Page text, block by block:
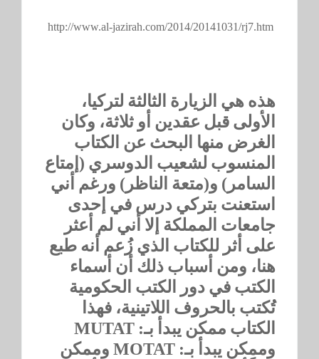
http://www.al-jazirah.com/2014/20141031/rj7.htm
هذه هي الزيارة الثالثة لتركيا،
الأولى قبل عقدين أو ثلاثة، وكان
الغرض منها البحث عن الكتاب
المنسوب لشعيب الدوسري (إمتاع
السامر) و(متعة الناظر) ورغم أني
استعنت بتركي درس في إحدى
جامعات المملكة إلا أني لم أعثر
على أثر للكتاب الذي زُعم أنه طبع
هنا، ومن أسباب ذلك أن أسماء
الكتب في دور الكتب الحكومية
تُكتب بالحروف اللاتينية، فهذا
الكتاب ممكن يبدأ بـ: MUTAT
وممكن يبدأ بـ: MOTAT وممكن